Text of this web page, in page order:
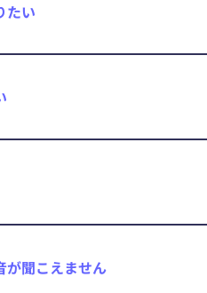
たい
が聞こえません